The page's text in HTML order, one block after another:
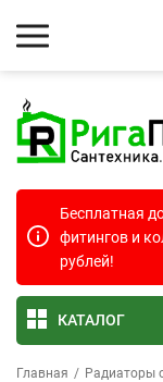
Бесплатная
фитингов и
рублей!
КАТАЛОГ
Главная / Радиаторы